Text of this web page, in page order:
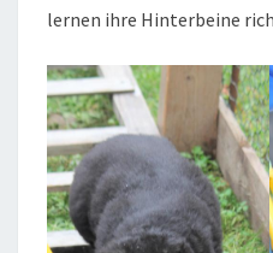
lernen ihre Hinterbeine